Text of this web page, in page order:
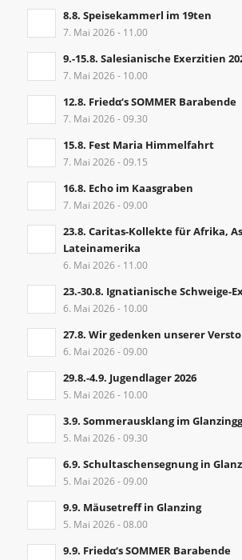
8.8. Speisekammerl im 19ten
7. Mai 2026 - 11.00
9.-15.8. Salesianische Exerzitien
7. Mai 2026 - 10.00
12.8. Friedα‘s SOMMER Barabende
7. Mai 2026 - 09.30
15.8. Fest Maria Himmelfahrt
7. Mai 2026 - 09.15
16.8. Echo im Kaasgraben
7. Mai 2026 - 09.00
23.8. Caritas-Kollekte für Afrika,
Lateinamerika
6. Mai 2026 - 11.00
23.-30.8. Ignatianische Schweige-
6. Mai 2026 - 10.00
27.8. Wir gedenken unserer
6. Mai 2026 - 09.00
29.8.-4.9. Jugendlager 2026
5. Mai 2026 - 10.00
3.9. Sommerausklang im
5. Mai 2026 - 09.30
6.9. Schultaschensegnung in
5. Mai 2026 - 09.00
9.9. Mäusetreff in Glanzing
5. Mai 2026 - 08.00
9.9. Friedα‘s SOMMER Barabende